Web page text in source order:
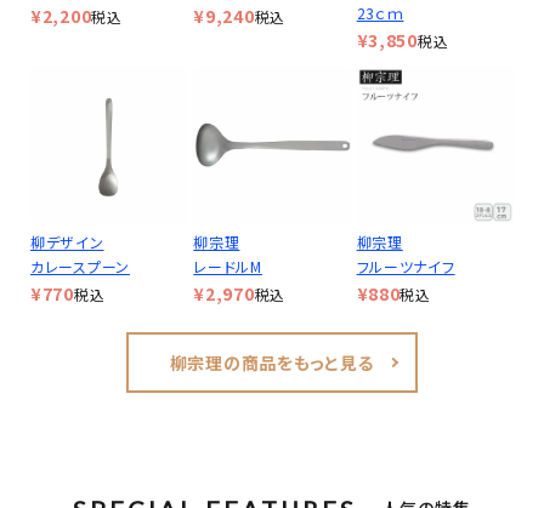
¥2,200税込 ¥9,240税込
23ｃｍ
¥3,850税込
柳デザイン
カレースプーン
¥770税込
柳宗理
レードルM
¥2,970税込
柳宗理
フルーツナイフ
¥880税込
柳宗理の商品をもっと見る